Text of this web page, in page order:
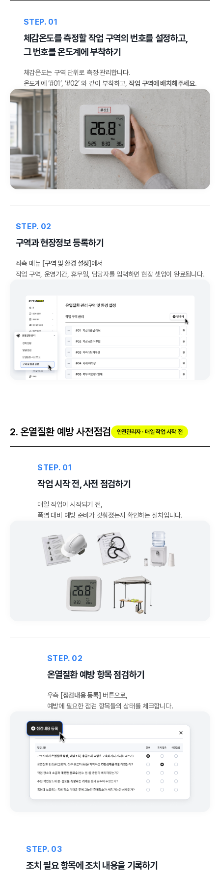
STEP. 01
체감온도를 측정할 작업 구역의 번호를 설정하고,
그 번호를 온도계에 부착하기
체감온도는 구역 단위로 측정·관리합니다.
온도계에 ‘#01’, ‘#02’ 와 같이 부착하고, 작업 구역에 배치해주세요.
STEP. 02
구역과 현장정보 등록하기
좌측 메뉴 [구역 및 환경 설정] 에서
작업 구역, 운영기간, 휴무일, 담당자를 입력하면 현장 셋업이 완료됩니다.
2. 온열질환 예방 사전점검 안전관리자 · 매일 작업 시작 전
STEP. 01
작업 시작 전, 사전 점검하기
매일 작업이 시작되기 전,
폭염 대비 예방 준비가 갖춰졌는지 확인하는 절차입니다.
STEP. 02
온열질환 예방 항목 점검하기
우측 [점검내용 등록] 버튼으로,
예방에 필요한 점검 항목들의 상태를 체크합니다.
STEP. 03
조치 필요 항목에 조치 내용을 기록하기